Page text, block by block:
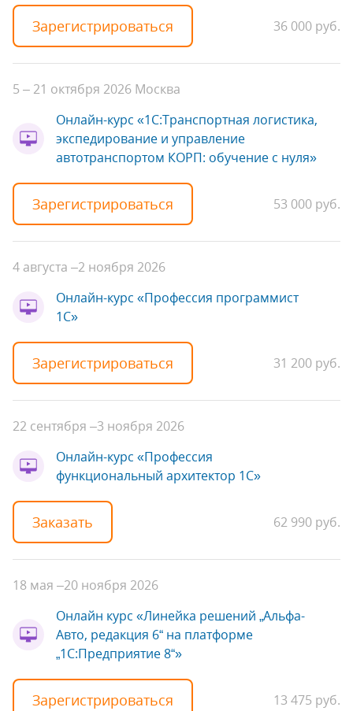
36 000 руб.
Зарегистрироваться
5 – 21 октября 2026 Москва
Онлайн-курс «1С:Транспортная логистика,
экспедирование и управление
автотранспортом КОРП: обучение с нуля»
53 000 руб.
Зарегистрироваться
4 августа –2 ноября 2026
Онлайн-курс «Профессия программист
1С»
31 200 руб.
Зарегистрироваться
22 сентября –3 ноября 2026
Онлайн-курс «Профессия
функциональный архитектор 1С»
62 990 руб.
Заказать
18 мая –20 ноября 2026
Онлайн курс «Линейка решений „Альфа-
Авто, редакция 6“ на платформе
„1С:Предприятие 8“»
13 475 руб.
Зарегистрироваться